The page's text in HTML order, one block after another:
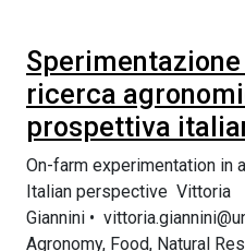
ricerca
prospettiva
On-farm experimentation in
Italian perspective Vittoria
Giannini •
Agronomy, Food, Natural